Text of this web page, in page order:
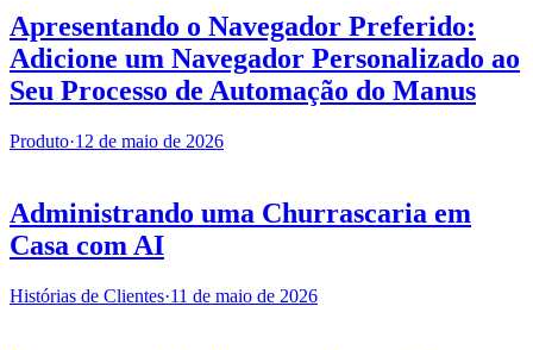
Apresentando o Navegador Preferido:
Adicione um Navegador Personalizado ao
Seu Processo de Automação do Manus
Produto·12 de maio de 2026
Administrando uma Churrascaria em
Casa com AI
Histórias de Clientes·11 de maio de 2026